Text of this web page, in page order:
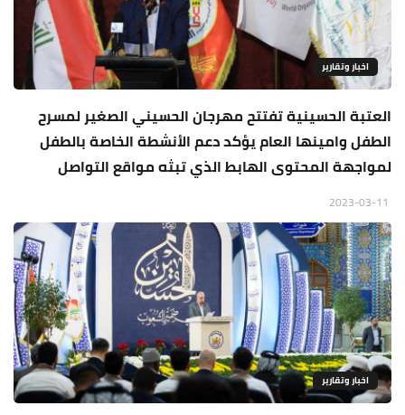
اخبار وتقارير
العتبة الحسينية تفتتح مهرجان الحسيني الصغير لمسرح
الطفل وامينها العام يؤكد دعم الأنشطة الخاصة بالطفل
لمواجهة المحتوى الهابط الذي تبثه مواقع التواصل
اخبار وتقارير